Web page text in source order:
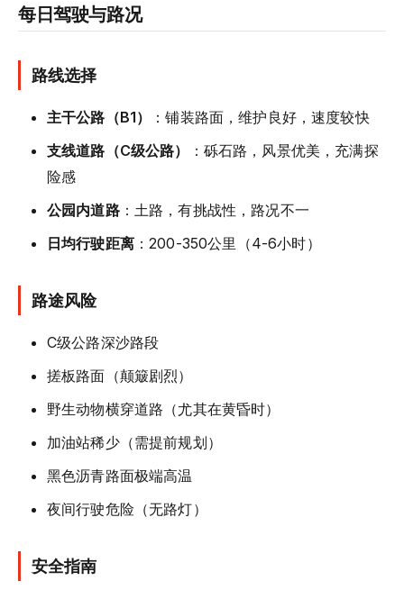
每日驾驶与路况
路线选择
主干公路（B1）
：铺装路面，维护良好，速度较快
支线道路（C级公路）
：砾石路，风景优美，充满探
险感
公园内道路：土路，有挑战性，路况不一
日均行驶距离：200-350公里（4-6小时）
路途风险
C级公路深沙路段
搓板路面（颠簸剧烈）
野生动物横穿道路（尤其在黄昏时）
加油站稀少（需提前规划）
黑色沥青路面极端高温
夜间行驶危险（无路灯）
安全指南